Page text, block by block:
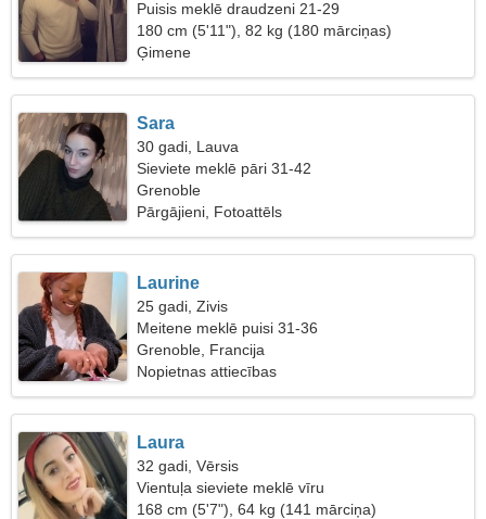
Puisis meklē draudzeni 21-29
180 cm (5'11"), 82 kg (180 mārciņas)
Ģimene
Sara
30 gadi, Lauva
Sieviete meklē pāri 31-42
Grenoble
Pārgājieni, Fotoattēls
Laurine
25 gadi, Zivis
Meitene meklē puisi 31-36
Grenoble, Francija
Nopietnas attiecības
Laura
32 gadi, Vērsis
Vientuļa sieviete meklē vīru
168 cm (5'7"), 64 kg (141 mārciņa)